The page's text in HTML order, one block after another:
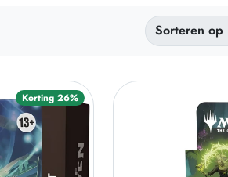
Sorteren op
Korting 26%